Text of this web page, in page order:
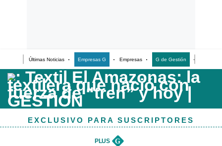
Últimas Noticias Empresas G Empresas G de Gestión
Últimas Noticias
Casos de Estudio
Columnistas
InfografíasEXCLUSIVO PARA SUSCRIPTORES
PLUS G